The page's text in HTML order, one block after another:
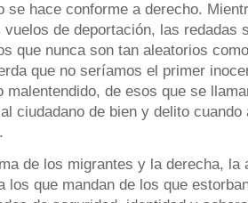
se hace conforme a derecho.
vuelos de deportación, las redadas
que nunca son tan aleatorios
que no seríamos el primer
malentendido, de esos que se
ciudadano de bien y delito
de los migrantes y la derecha, la
los que mandan de los que